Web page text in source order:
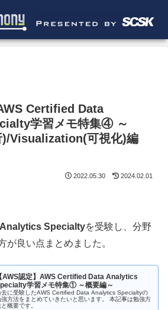
Certified Data
学習メモ特集④ ～
Visualization(可視化)編
2022.05.30 2024.02.01
Specialtyを受験し、分野
が良い点まとめました。
【AWS認定】AWS Certified Data Analytics
学習メモ特集① ～概要編～
去に受験したAWS Certified Data Analytics Specialtyの
強方法をまとめていきたいと思います。 本記事は勉強方
概要です。